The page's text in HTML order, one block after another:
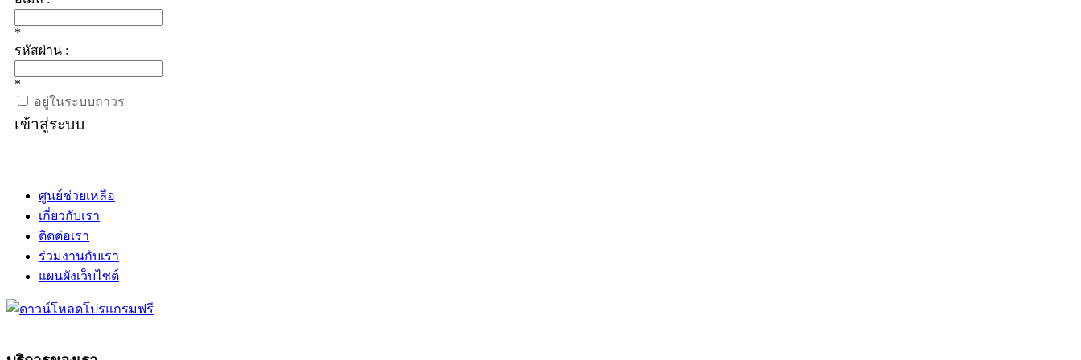
*
รหัสผ่าน :
*
อยู่ในระบบถาวร
เข้าสู่ระบบ
ศูนย์ช่วยเหลือ
เกี่ยวกับเรา
ติดต่อเรา
ร่วมงานกับเรา
แผนผังเว็บไซต์